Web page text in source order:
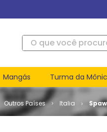
O que você procura?
Mangás Turma da
Outros Países Italia
139